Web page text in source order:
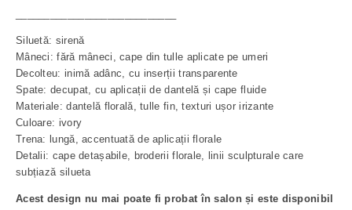
Siluetă: sirenă
Mâneci: fără mâneci, cape din tulle aplicate pe umeri
Decolteu: inimă adânc, cu inserții transparente
Spate: decupat, cu aplicații de dantelă și cape fluide
Materiale: dantelă florală, tulle fin, texturi ușor irizante
Culoare: ivory
Trena: lungă, accentuată de aplicații florale
Detalii: cape detașabile, broderii florale, linii sculpturale care
subțiază silueta
Acest design nu mai poate fi probat în salon și este disponibil